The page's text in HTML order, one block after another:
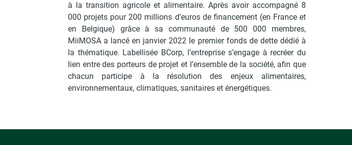
à la transition agricole et alimentaire. Après avoir accompagné 8
000 projets pour 200 millions d’euros de financement (en France et
en Belgique) grâce à sa communauté de 500 000 membres,
MiiMOSA a lancé en janvier 2022 le premier fonds de dette dédié à
la thématique. Labellisée BCorp, l’entreprise s’engage à recréer du
lien entre des porteurs de projet et l’ensemble de la société, afin que
chacun participe à la résolution des enjeux alimentaires,
environnementaux, climatiques, sanitaires et énergétiques.